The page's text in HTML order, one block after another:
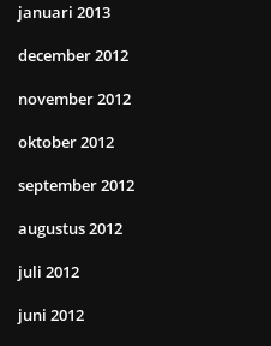
januari 2013
december 2012
november 2012
oktober 2012
september 2012
augustus 2012
juli 2012
juni 2012